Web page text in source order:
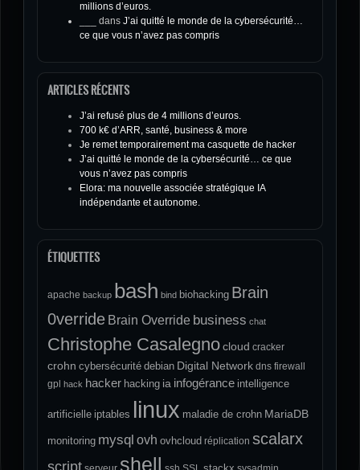
millions d’euros.
dans J’ai quitté le monde de la cybersécurité…
ce que vous n’avez pas compris
ARTICLES RÉCENTS
J’ai refusé plus de 4 millions d’euros.
700 k€ d’ARR, santé, business & more
Je remet temporairement ma casquette de hacker
J’ai quitté le monde de la cybersécurité… ce que
vous n’avez pas compris
Elora: ma nouvelle associée stratégique IA
indépendante et autonome.
ÉTIQUETTES
apache backup bash bind biohacking Brain
0verride Brain Override business chat
Christophe Casalegnocloud cracker
crohn cybersécurité debian Digital Network dns firewall
gpl hack hacker hacking ia infogérance intelligence
artificielle iptables linux maladie de crohn MariaDB
monitoring mysql ovh ovhcloud réplication scalarx
script shell